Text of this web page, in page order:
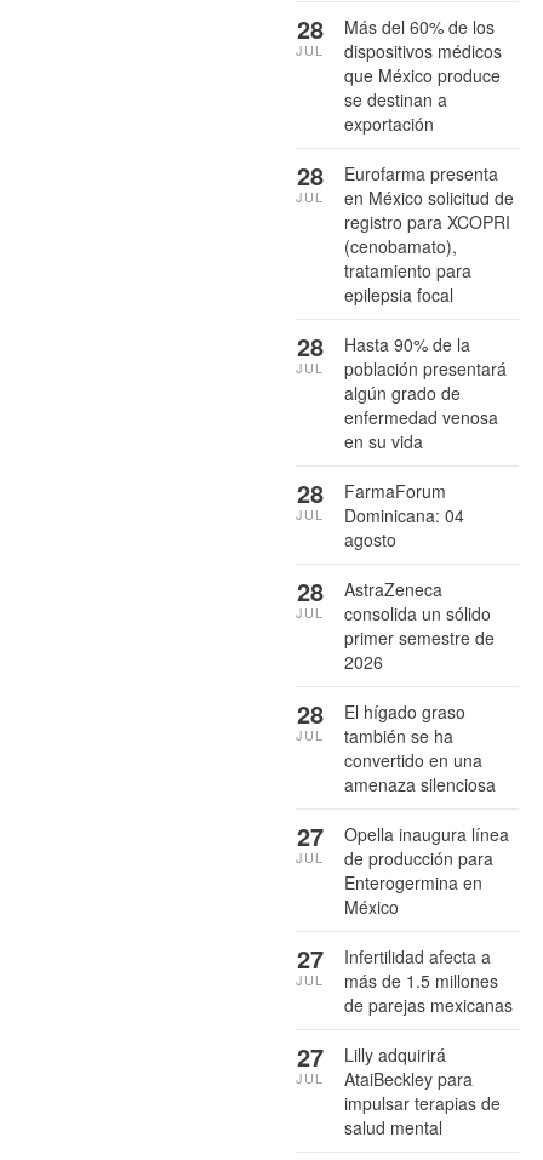
Más del 60% de los
dispositivos médicos
que México produce
se destinan a
exportación
28
JUL
Eurofarma presenta
en México solicitud de
registro para XCOPRI
(cenobamato),
tratamiento para
epilepsia focal
28
JUL
Hasta 90% de la
población presentará
algún grado de
enfermedad venosa
en su vida
28
JUL
FarmaForum
Dominicana: 04
agosto
28
JUL
AstraZeneca
consolida un sólido
primer semestre de
2026
28
JUL
El hígado graso
también se ha
convertido en una
amenaza silenciosa
28
JUL
Opella inaugura línea
de producción para
Enterogermina en
México
27
JUL
Infertilidad afecta a
más de 1.5 millones
de parejas mexicanas
27
JUL
Lilly adquirirá
AtaiBeckley para
impulsar terapias de
salud mental
27
JUL